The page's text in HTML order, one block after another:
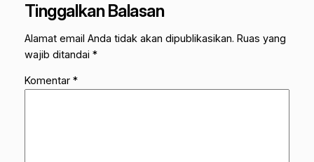
Tinggalkan Balasan
Alamat email Anda tidak akan dipublikasikan. Ruas yang
wajib ditandai *
Komentar *